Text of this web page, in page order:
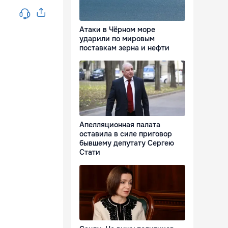
Атаки в Чёрном море
ударили по мировым
поставкам зерна и нефти
Апелляционная палата
оставила в силе приговор
бывшему депутату Сергею
Стати